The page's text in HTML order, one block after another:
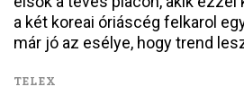
a két koreai óriáscég felkarol
már jó az esélye, hogy trend
TELEX